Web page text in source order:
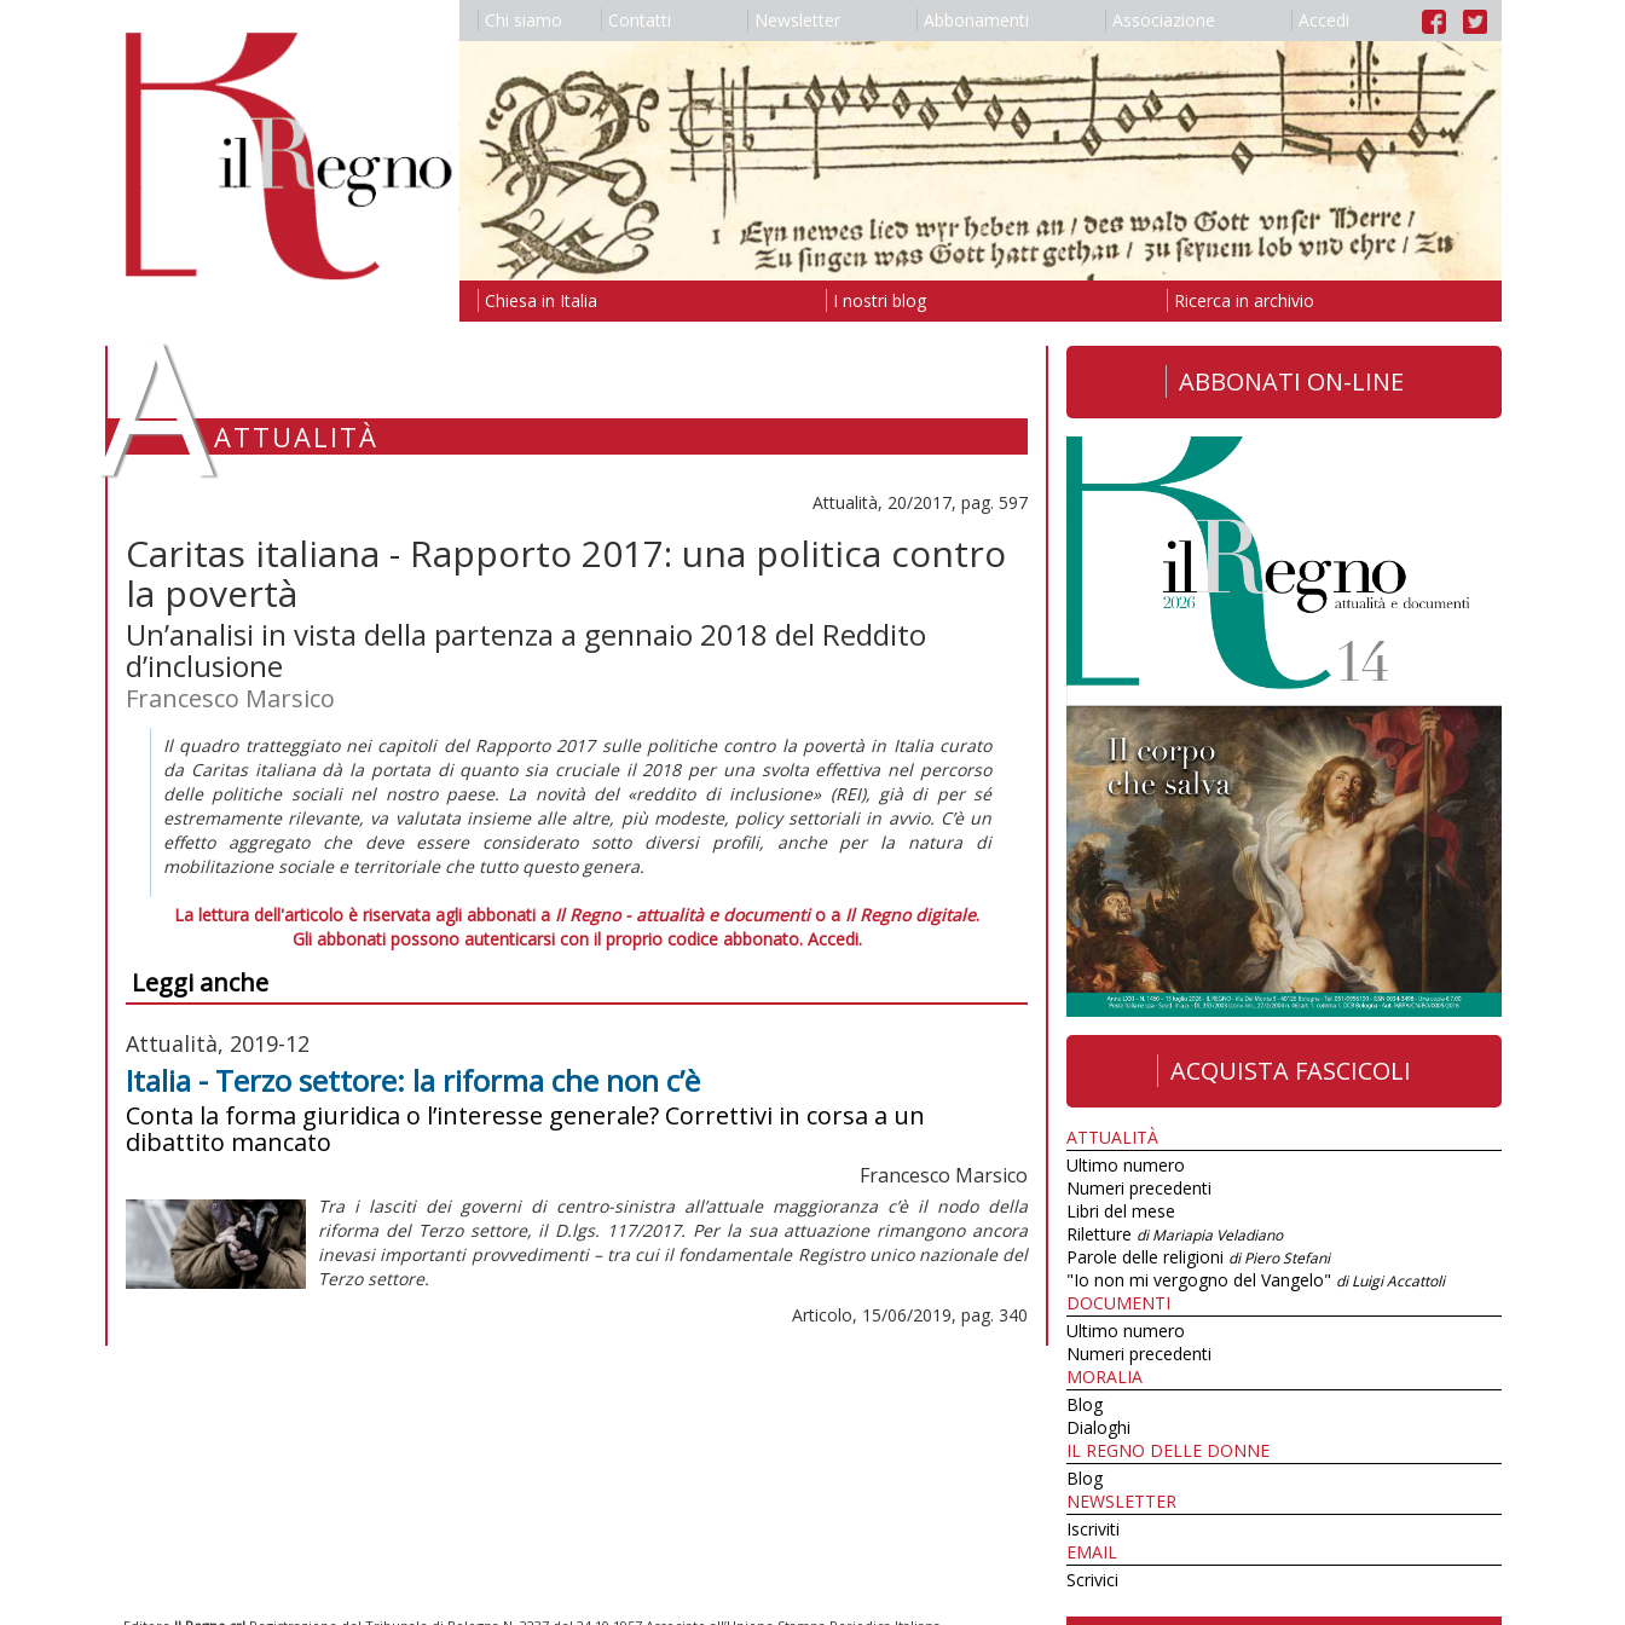
Chi siamo Contatti Newsletter Abbonamenti Associazione Accedi
Chiesa in Italia I nostri blog Ricerca in archivio
AATTUALITÀ
Attualità, 20/2017, pag. 597
Caritas italiana - Rapporto 2017: una politica contro
la povertà
Un’analisi in vista della partenza a gennaio 2018 del Reddito
d’inclusione
Francesco Marsico
Il quadro tratteggiato nei capitoli del Rapporto 2017 sulle politiche contro la povertà in Italia curato
da Caritas italiana dà la portata di quanto sia cruciale il 2018 per una svolta effettiva nel percorso
delle politiche sociali nel nostro paese. La novità del «reddito di inclusione» (REI), già di per sé
estremamente rilevante, va valutata insieme alle altre, più modeste, policysettoriali in avvio. C’è un
effetto aggregato che deve essere considerato sotto diversi profili, anche per la natura di
mobilitazione sociale e territoriale che tutto questo genera.
La lettura dell'articolo è riservata agli abbonati a Il Regno - attualità e documentio a Il Regno digitale.
Gli abbonati possono autenticarsi con il proprio codice abbonato. Accedi.
Leggi anche
Attualità, 2019-12
Italia - Terzo settore: la riforma che non c’è
Conta la forma giuridica o l’interesse generale? Correttivi in corsa a un
dibattito mancato
Francesco Marsico
Tra i lasciti dei governi di centro-sinistra all’attuale maggioranza c’è il nodo della
riforma del Terzo settore, il D.lgs. 117/2017. Per la sua attuazione rimangono ancora
inevasi importanti provvedimenti – tra cui il fondamentale Registro unico nazionale del
Terzo settore.
Articolo, 15/06/2019, pag. 340
ABBONATI ON-LINE
ACQUISTA FASCICOLI
ATTUALITÀ
Ultimo numero
Numeri precedenti
Libri del mese
Riletture di Mariapia Veladiano
Parole delle religioni di Piero Stefani
"Io non mi vergogno del Vangelo" di Luigi Accattoli
DOCUMENTI
Ultimo numero
Numeri precedenti
MORALIA
Blog
Dialoghi
IL REGNO DELLE DONNE
Blog
NEWSLETTER
Iscriviti
EMAIL
Scrivici